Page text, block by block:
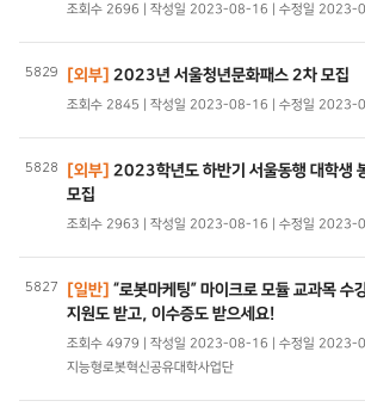
조회수 2696 | 작성일 2023-08-16 | 수정일 2023-
5829 [외부] 2023년 서울청년문화패스 2차 모집
조회수 2845 | 작성일 2023-08-16 | 수정일 2023-
5828 [외부] 2023학년도 하반기 서울동행 대학생
모집
조회수 2963 | 작성일 2023-08-16 | 수정일 2023-
5827 [일반] “로봇마케팅” 마이크로 모듈 교과목 수
지원도 받고, 이수증도 받으세요!
조회수 4979 | 작성일 2023-08-16 | 수정일 2023-
지능형로봇혁신공유대학사업단